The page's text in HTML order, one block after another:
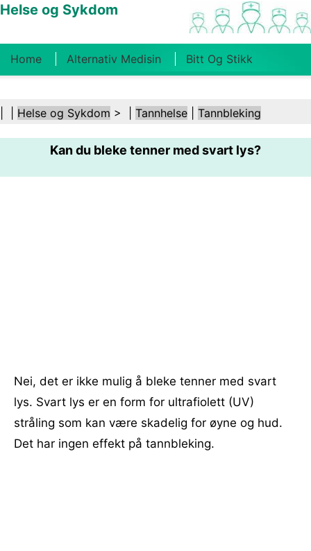
Helse og Sykdom
Home Alternativ Medisin Bitt Og Stikk
Kosthold Og Ernæring Familiehelse
Helsebransjen Psykisk Helse Folkehelse Og
Sikkerhet Kirurgi Og Prosedyrer Helse
Helse og Sykdom > | Tannhelse Tannbleking
Kan du bleke tenner med svart lys?
Nei, det er ikke mulig å bleke tenner med svart
lys. Svart lys er en form for ultrafiolett (UV)
stråling som kan være skadelig for øyne og hud.
Det har ingen effekt på tannbleking.